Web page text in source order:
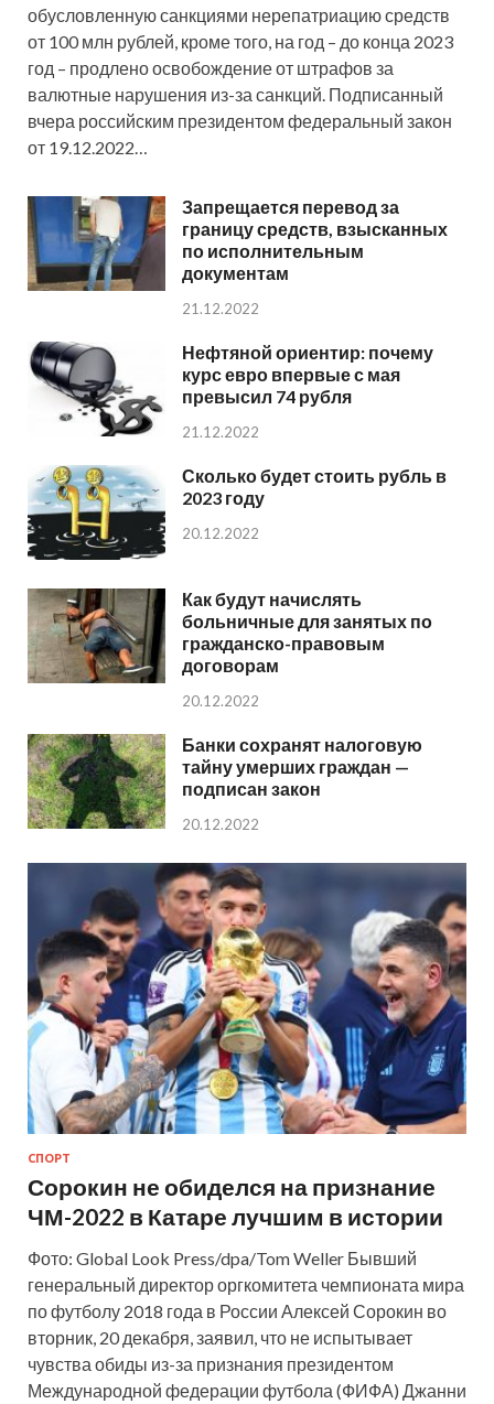
обусловленную санкциями нерепатриацию средств
от 100 млн рублей, кроме того, на год – до конца 2023
год – продлено освобождение от штрафов за
валютные нарушения из-за санкций. Подписанный
вчера российским президентом федеральный закон
от 19.12.2022…
Запрещается перевод за
границу средств, взысканных
по исполнительным
документам
21.12.2022
Нефтяной ориентир: почему
курс евро впервые с мая
превысил 74 рубля
21.12.2022
Сколько будет стоить рубль в
2023 году
20.12.2022
Как будут начислять
больничные для занятых по
гражданско-правовым
договорам
20.12.2022
Банки сохранят налоговую
тайну умерших граждан —
подписан закон
20.12.2022
СПОРТ
Сорокин не обиделся на признание
ЧМ-2022 в Катаре лучшим в истории
Фото: Global Look Press/dpa/Tom Weller Бывший
генеральный директор оргкомитета чемпионата мира
по футболу 2018 года в России Алексей Сорокин во
вторник, 20 декабря, заявил, что не испытывает
чувства обиды из-за признания президентом
Международной федерации футбола (ФИФА) Джанни